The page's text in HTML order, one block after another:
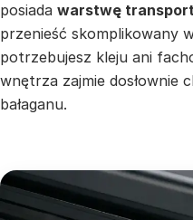
posiada warstwę
przenieść skomplikowany
potrzebujesz kleju ani
wnętrza zajmie dosłownie
bałaganu.